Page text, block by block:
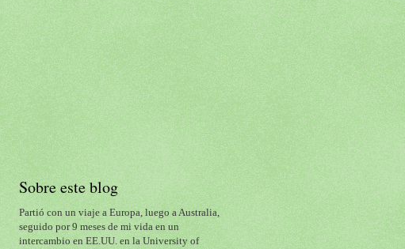
Sobre este blog
Partió con un viaje a Europa, luego a Australia,
seguido por 9 meses de mi vida en un
intercambio en EE.UU. en la University of